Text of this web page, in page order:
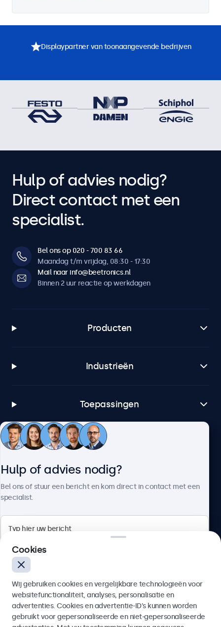
Displaypartner van toonaangevende bedrijven
Hulp of advies nodig?
Direct contact met een
specialist.
Bel ons op 020 - 700 83 66
Maandag t/m vrijdag, 08:30 - 17:30
Mail naar info@beetronics.nl
Binnen 2 uur reactie op werkdagen
Producten
Industrieën
Toepassingen
Klantenservice
4.8/5 door 5000+ bedrijven
Nederlands
Hulp of advies nodig?
Bel ons of stuur een bericht en kom direct in contact met een
specialist.
Cookies
Wij gebruiken cookies en vergelijkbare technologieën voor
websitefunctionaliteit, analyses, personalisatie en
advertenties. Cookies en advertentie-ID’s kunnen worden
gebruikt voor gepersonaliseerde en niet-gepersonaliseerde